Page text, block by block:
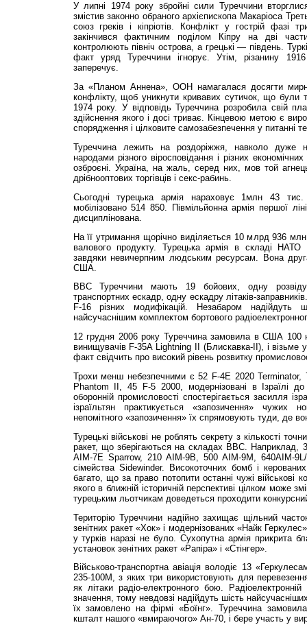
У липні 1974 року збройні сили Туреччини
змістив законно обраного архієпископа Макаріоса
союз греків і кіпріотів. Конфлікт у гострій фазі
закінчився фактичним поділом Кіпру на дві
контролюють північ острова, а грецькі — південь.
факт уряд Туреччини ігнорує. Утім, різанину
заперечує.
За «Планом Аннена», ООН намагалася досягти
конфлікту, щоб уникнути кривавих сутичок, що були
1974 року. У відповідь Туреччина розробила свій
здійснення якого і досі триває. Кінцевою метою є
спорядження і цілковите самозабезпечення у питанні
Туреччина лежить на роздоріжжя, навколо дуже
народами різного віросповідання і різних
озброєні. Україна, на жаль, серед них, мов той
дрібнооптових торгівців і секс-рабинь.
Сьогодні турецька армія нараховує 1млн 43
мобілізовано 514 850. Півмільйонна армія першої
дисциплінована.
На її утримання щорічно виділяється 10 млрд 936
валового продукту. Турецька армія в складі
завдяки невичерпним людським ресурсам. Вона
США.
ВВС Туреччини мають 19 бойових, одну
транспортних ескадр, одну ескадру літаків-
F-16 різних модифікацій. Незабаром
найсучаснішим комплектом бортового
12 грудня 2006 року Туреччина замовила в США 100
винищувачів F-35A Lightning II (Блискавка-II), і візьме
факт свідчить про високий рівень розвитку
Трохи менш небезпечними є 52 F-4E 2020
Phantom II, 45 F-5 2000, модернізовані в Ізраїлі
оборонній промисловості спостерігається засилля
ізраїльтян практикується «запозичення» чужих
непомітного «запозичення» їх спрямовують туди, де
Турецькі військові не роблять секрету з кількості
ракет, що зберігаються на складах ВВС. Наприклад,
AIM-7E Sparrow, 210 AIM-9B, 500 AIM-9M, 640AIM-
сімейства Sidewinder. Високоточних бомб і
багато, що за право потопити останні чужі військові
якого в ближній історичній перспективі цілком може
турецьким льотчикам доведеться проходити
Територію Туреччини надійно захищає щільний
зенітних ракет «Хок» і модернізованих «Найк
у турків наразі не було. Сухопутна армія прикрита
установок зенітних ракет «Рапіра» і «Стінгер».
Військово-транспортна авіація володіє 13
235-100M, з яких три використовують для
як літаки радіо-електронного бою.
значення, тому невдовзі надійдуть шість
їх замовлено на фірмі «Боїнг». Туреччина
кшталт нашого «вмираючого» Ан-70, і бере участь у